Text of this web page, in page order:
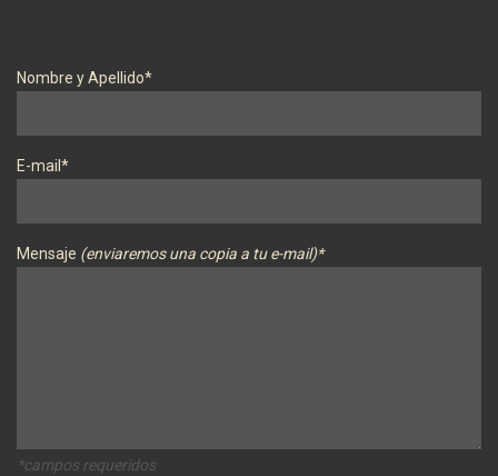
Nombre y Apellido*
E-mail*
Mensaje (enviaremos una copia a tu e-mail)*
*campos requeridos